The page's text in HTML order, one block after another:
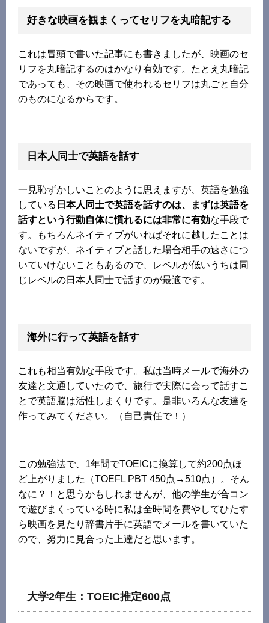
好きな映画を観まくってセリフを丸暗記する
これは冒頭で書いた記事にも書きましたが、映画のセ
リフを丸暗記するのはかなり有効です。たとえ丸暗記
であっても、その映画で使われるセリフは丸ごと自分
のものになるからです。
日本人同士で英語を話す
一見恥ずかしいことのように思えますが、英語を勉強
している 日本人同士で英語を話すのは、まずは英語を
話すという行動自体に慣れるには非常に有効な手段で
す。もちろんネイティブがいればそれに越したことは
ないですが、ネイティブと話した場合相手の速さにつ
いていけないこともあるので、レベルが低いうちは同
じレベルの日本人同士で話すのが最適です。
海外に行って英語を話す
これも相当有効な手段です。私は当時メールで海外の
友達と文通していたので、旅行で実際に会って話すこ
とで英語脳は活性しまくりです。是非いろんな友達を
作ってみてください。（自己責任で！）
この勉強法で、1年間でTOEICに換算して約200点ほ
ど上がりました（TOEFL PBT 450点→510点）。そん
なに？！と思うかもしれませんが、他の学生が合コン
で遊びまくっている時に私は全時間を費やしてひたす
ら映画を見たり辞書片手に英語でメールを書いていた
ので、努力に見合った上達だと思います。
大学2年生：TOEIC推定600点